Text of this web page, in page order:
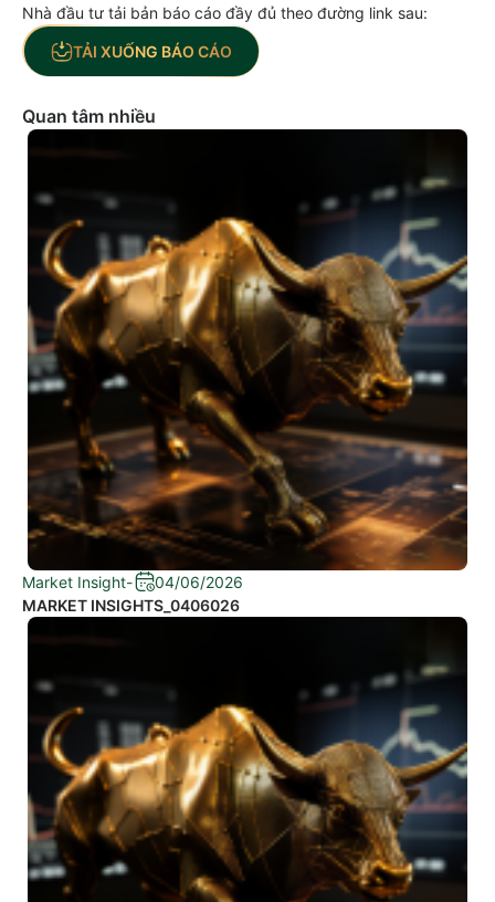
Nhà đầu tư tải bản báo cáo đầy đủ theo đường link sau:
TẢI XUỐNG BÁO CÁO
Quan tâm nhiều
Market Insight-
04/06/2026
MARKET INSIGHTS_0406026